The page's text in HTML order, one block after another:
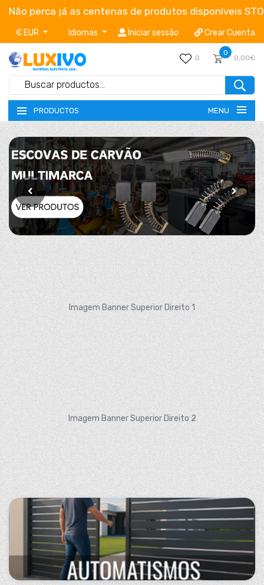
Não perca já as centenas de produtos disponíveis
€ EUR Idiomas Iniciar sessão Crear Cuenta
0
0
0,00€
PRODUCTOS MENU
NOVEDADES
CONDICIÓNES GERALES DE VENTA
CATÁLOGOS / TABELAS
CAMPAÑAS
EMPRESA
CONTACTOS
263 710 898 geral@luxivo.pt
Imagem Banner Superior Direito 1
Imagem Banner Superior Direito 2